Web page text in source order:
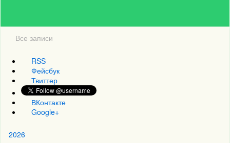
Все записи
RSS
Фейсбук
Твиттер
ВКонтакте
Google+
2026